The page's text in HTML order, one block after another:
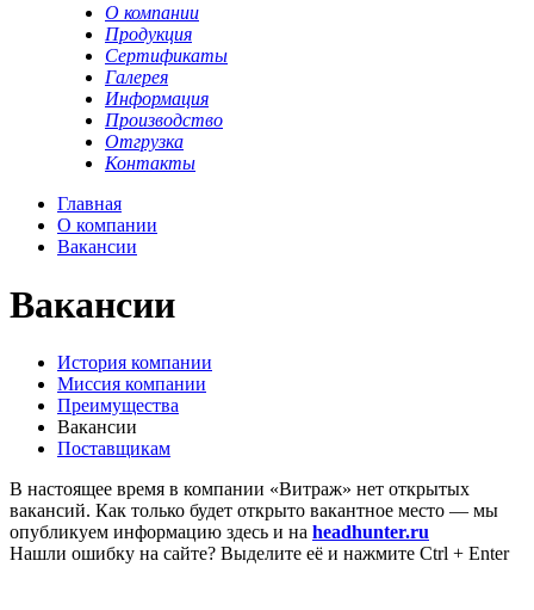
О компании
Продукция
Сертификаты
Галерея
Информация
Производство
Отгрузка
Контакты
Главная
О компании
Вакансии
Вакансии
История компании
Миссия компании
Преимущества
Вакансии
Поставщикам
В настоящее время в компании «Витраж» нет открытых
вакансий. Как только будет открыто вакантное место — мы
опубликуем информацию здесь и на headhunter.ru
Нашли ошибку на сайте? Выделите её и нажмите Ctrl + Enter